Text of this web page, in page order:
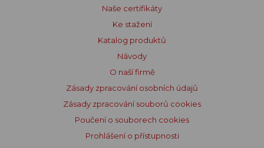
Naše certifikáty
Ke stažení
Katalog produktů
Návody
O naší firmě
Zásady zpracování osobních údajů
Zásady zpracování souborů cookies
Poučení o souborech cookies
Prohlášení o přístupnosti